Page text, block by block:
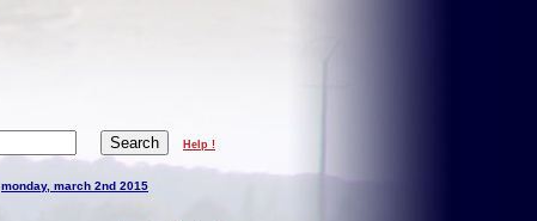
Help !
monday, march 2nd 2015